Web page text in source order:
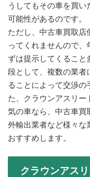
うしてもその車を買
可能性があるのです。
ただし、中古車買取
ってくれませんので、
ずは提示してくること
段として、複数の業者
ることによって交渉の
た、クラウンアスリー
気の車なら、中古車買
外輸出業者など様々な
おすすめします。
クラウンアス